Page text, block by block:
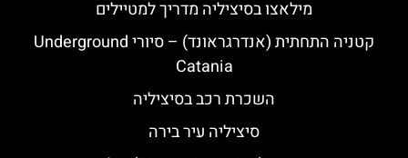
מילאצו בסיציליה מדריך למטיילים
קטניה התחתית (אנדרגראונד) – סיורי Underground
Catania
השכרת רכב בסיציליה
סיציליה עיר בירה